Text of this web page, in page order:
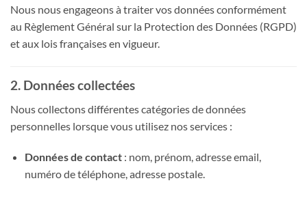
Nous nous engageons à traiter vos données conformément
au Règlement Général sur la Protection des Données (RGPD)
et aux lois françaises en vigueur.
2. Données collectées
Nous collectons différentes catégories de données
personnelles lorsque vous utilisez nos services :
Données de contact: nom, prénom, adresse email,
numéro de téléphone, adresse postale.